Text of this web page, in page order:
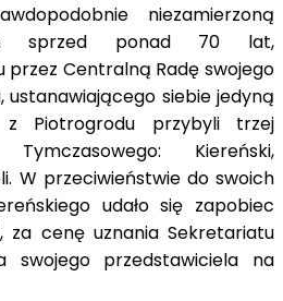
niezamierzoną
sprzed ponad 70 lat,
Centralną Radę swojego
ustanawiającego siebie jedyną
z Piotrogrodu przybyli trzej
Kiereński,
W przeciwieństwie do swoich
udało się zapobiec
za cenę uznania Sekretariatu
swojego przedstawiciela na